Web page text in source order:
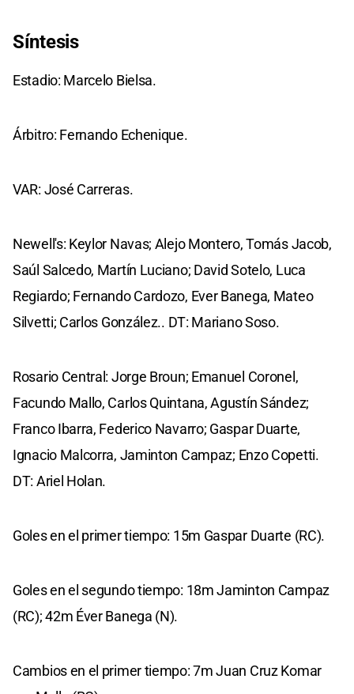
Síntesis
Estadio: Marcelo Bielsa.
Árbitro: Fernando Echenique.
VAR: José Carreras.
Newell's: Keylor Navas; Alejo Montero, Tomás Jacob,
Saúl Salcedo, Martín Luciano; David Sotelo, Luca
Regiardo; Fernando Cardozo, Ever Banega, Mateo
Silvetti; Carlos González.. DT: Mariano Soso.
Rosario Central: Jorge Broun; Emanuel Coronel,
Facundo Mallo, Carlos Quintana, Agustín Sández;
Franco Ibarra, Federico Navarro; Gaspar Duarte,
Ignacio Malcorra, Jaminton Campaz; Enzo Copetti.
DT: Ariel Holan.
Goles en el primer tiempo: 15m Gaspar Duarte (RC).
Goles en el segundo tiempo: 18m Jaminton Campaz
(RC); 42m Éver Banega (N).
Cambios en el primer tiempo: 7m Juan Cruz Komar